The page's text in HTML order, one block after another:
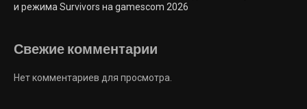
и режима Survivors на gamescom 2026
Свежие комментарии
Нет комментариев для просмотра.